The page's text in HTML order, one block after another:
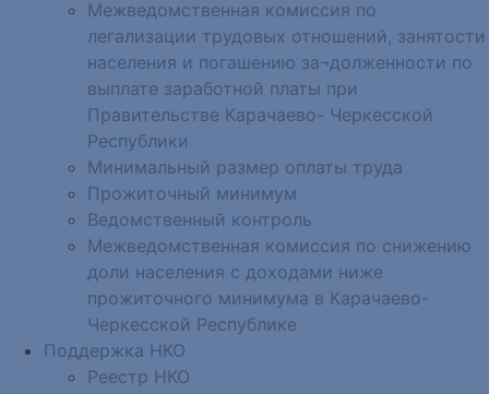
Межведомственная комиссия по
легализации трудовых отношений, занятости
населения и погашению за¬долженности по
выплате заработной платы при
Правительстве Карачаево- Черкесской
Республики
Минимальный размер оплаты труда
Прожиточный минимум
Ведомственный контроль
Межведомственная комиссия по снижению
доли населения с доходами ниже
прожиточного минимума в Карачаево-
Черкесской Республике
Поддержка НКО
Реестр НКО